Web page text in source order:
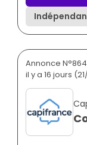
Annonce
il y a 16 jours